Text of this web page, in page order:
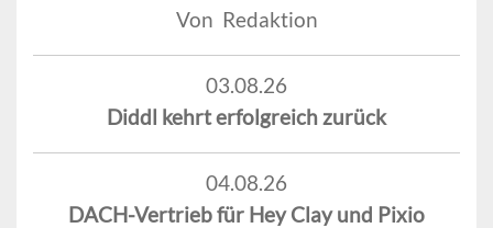
Von Redaktion
03.08.26
Diddl kehrt erfolgreich zurück
04.08.26
DACH-Vertrieb für Hey Clay und Pixio